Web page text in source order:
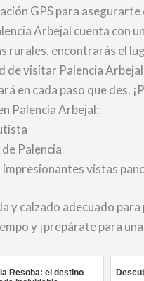
GPS para
Arbejal cuenta con
rurales, encontrarás el
de visitar Palencia
en cada paso que des.
Palencia Arbejal:
Palencia
vistas
y calzado adecuado
y ¡prepárate para
Resoba: el destino